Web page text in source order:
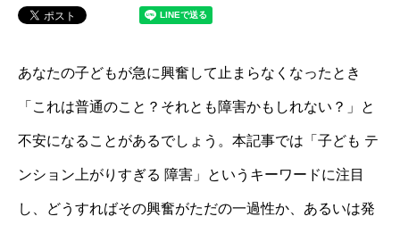
あなたの子どもが急に興奮して止まらなくなったとき
「これは普通のこと？それとも障害かもしれない？」と
不安になることがあるでしょう。本記事では「子ども テ
ンション上がりすぎる 障害」というキーワードに注目
し、どうすればその興奮がただの一過性か、あるいは発